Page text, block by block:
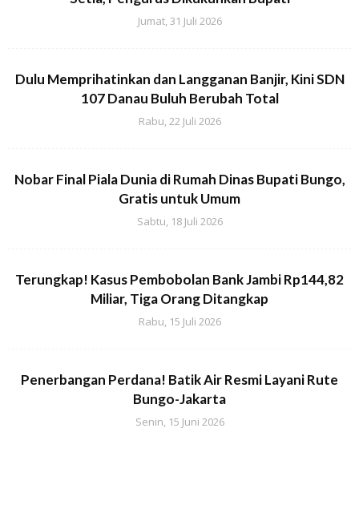
Jumat, 31 Juli 2026
Dulu Memprihatinkan dan Langganan Banjir, Kini SDN
107 Danau Buluh Berubah Total
Rabu, 22 Juli 2026
Nobar Final Piala Dunia di Rumah Dinas Bupati Bungo,
Gratis untuk Umum
Sabtu, 18 Juli 2026
Terungkap! Kasus Pembobolan Bank Jambi Rp144,82
Miliar, Tiga Orang Ditangkap
Rabu, 15 Juli 2026
Penerbangan Perdana! Batik Air Resmi Layani Rute
Bungo-Jakarta
Senin, 15 Juni 2026